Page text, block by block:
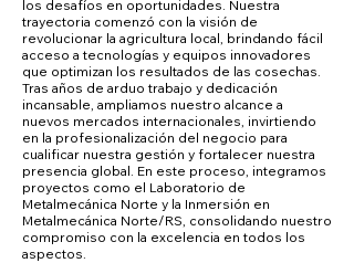
los desafíos en oportunidades. Nuestra
trayectoria comenzó con la visión de
revolucionar la agricultura local, brindando fácil
acceso a tecnologías y equipos innovadores
que optimizan los resultados de las cosechas.
Tras años de arduo trabajo y dedicación
incansable, ampliamos nuestro alcance a
nuevos mercados internacionales, invirtiendo
en la profesionalización del negocio para
cualificar nuestra gestión y fortalecer nuestra
presencia global. En este proceso, integramos
proyectos como el Laboratorio de
Metalmecánica Norte y la Inmersión en
Metalmecánica Norte/RS, consolidando nuestro
compromiso con la excelencia en todos los
aspectos.